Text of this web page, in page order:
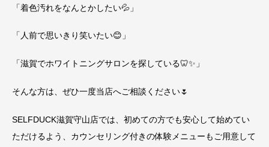
「着色汚れをなんとかしたい💦」
「人前で思いきり笑いたい😊」
「滋賀でホワイトニングサロンを探している🦷✨」
そんな方は、ぜひ一度当店へご相談ください🌷
SELFDUCK滋賀守山店では、初めての方でも安心して始めてい
ただけるよう、カウンセリング付きの体験メニューもご用意して